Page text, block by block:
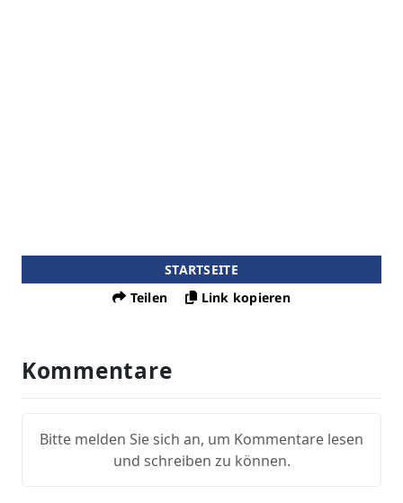
STARTSEITE
Teilen
Link kopieren
Kommentare
Bitte melden Sie sich an, um Kommentare lesen
und schreiben zu können.